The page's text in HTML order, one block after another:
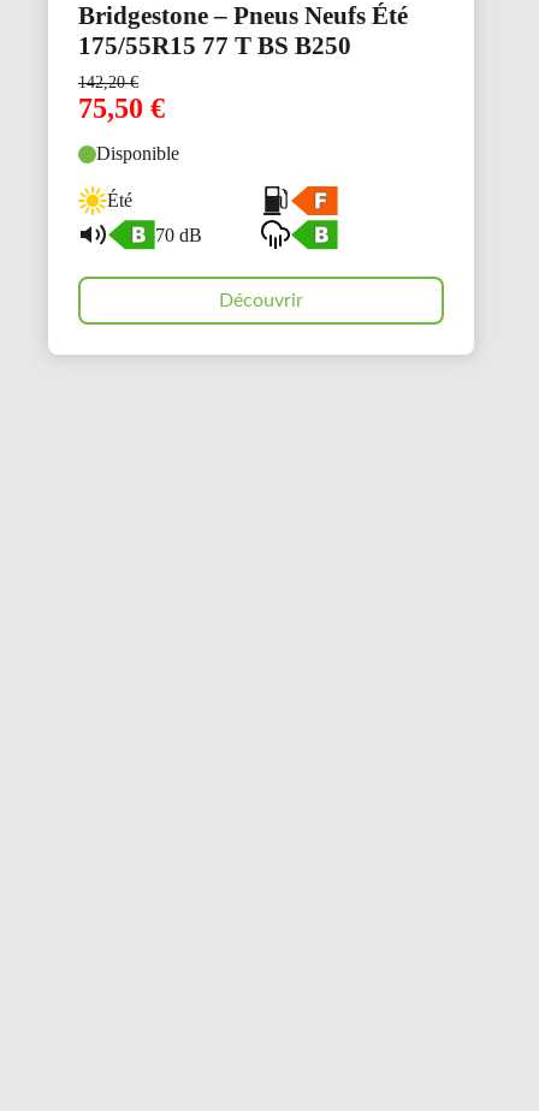
Bridgestone – Pneus Neufs Été
175/55R15 77 T BS B250
142,20€
75,50 €
Disponible
Été
70 dB
Découvrir